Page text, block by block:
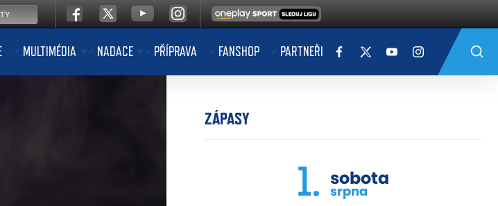
MULTIMÉDIA NADACE PŘÍPRAVA FANSHOP PARTNEŘI
ZÁPASY
1. sobota
srpna